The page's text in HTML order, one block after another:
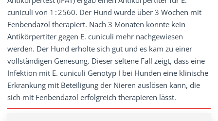
cuniculi von 1 : 2560. Der Hund wurde über 3 Wochen mit
Fenbendazol therapiert. Nach 3 Monaten konnte kein
Antikörpertiter gegen E. cuniculi mehr nachgewiesen
werden. Der Hund erholte sich gut und es kam zu einer
vollständigen Genesung. Dieser seltene Fall zeigt, dass eine
Infektion mit E. cuniculi Genotyp I bei Hunden eine klinische
Erkrankung mit Beteiligung der Nieren auslösen kann, die
sich mit Fenbendazol erfolgreich therapieren lässt.